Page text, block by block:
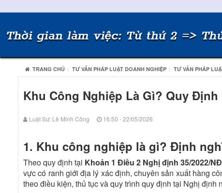
TRANG CHỦ TƯ VẤN PHÁP LUẬT DOANH NGHIỆP TƯ VẤN PHÁP
Khu Công Nghiệp Là Gì? Quy
Luật Sư: Lê Minh Công 16:50 - 22/05/2026
1. Khu công nghiệp là gì? Định
Theo quy định tại Khoản 1 Điều 2 Nghị định 35/2022/
vực có ranh giới địa lý xác định, chuyên sản xuất hàng
theo điều kiện, thủ tục và quy trình quy định tại Nghị định